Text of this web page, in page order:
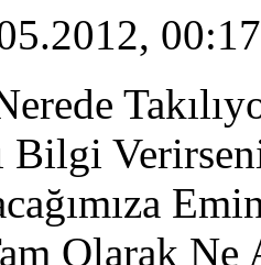
00:17
Bilgi
Olarak Ne